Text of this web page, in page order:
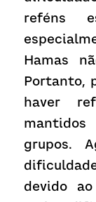
reféns
Hamas
Portanto,
haver
grupos.
devido